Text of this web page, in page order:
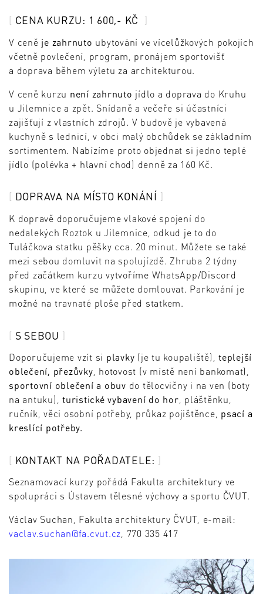
CENA KURZU: 1 600,- KČ
V ceně je zahrnuto ubytování ve vícelůžkových pokojích
včetně povlečení, program, pronájem sportovišť
a doprava během výletu za architekturou.
V ceně kurzu není zahrnuto jídlo a doprava do Kruhu
u Jilemnice a zpět. Snídaně a večeře si účastníci
zajišťují z vlastních zdrojů. V budově je vybavená
kuchyně s lednicí, v obci malý obchůdek se základním
sortimentem. Nabízíme proto objednat si jedno teplé
jídlo (polévka + hlavní chod) denně za 160 Kč.
DOPRAVA NA MÍSTO KONÁNÍ
K dopravě doporučujeme vlakové spojení do
nedalekých Roztok u Jilemnice, odkud je to do
Tuláčkova statku pěšky cca. 20 minut. Můžete se také
mezi sebou domluvit na spolujízdě. Zhruba 2 týdny
před začátkem kurzu vytvoříme WhatsApp/Discord
skupinu, ve které se můžete domlouvat. Parkování je
možné na travnaté ploše před statkem.
S SEBOU
Doporučujeme vzít si plavky (je tu koupaliště), teplejší
oblečení, přezůvky , hotovost (v místě není bankomat),
sportovní oblečení a obuv do tělocvičny i na ven (boty
na antuku), turistické vybavení do hor , pláštěnku,
ručník, věci osobní potřeby, průkaz pojištěnce, psací a
kreslící potřeby.
KONTAKT NA POŘADATELE:
Seznamovací kurzy pořádá Fakulta architektury ve
spolupráci s Ústavem tělesné výchovy a sportu ČVUT.
Václav Suchan, Fakulta architektury ČVUT, e-mail:
vaclav.suchan@fa.cvut.cz, 770 335 417